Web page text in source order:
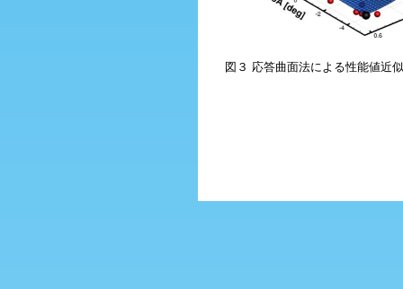
図３ 応答曲面法による性能値近